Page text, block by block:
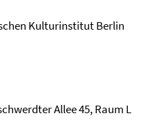
Kulturinstitut Berlin
Allee 45, Raum L